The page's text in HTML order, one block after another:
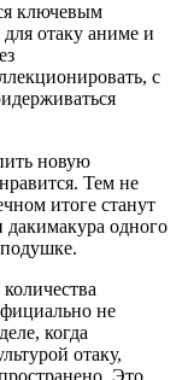
ключевым
отаку аниме и
с
новую
Тем не
итоге станут
дакимакура одного
не
когда
отаку,